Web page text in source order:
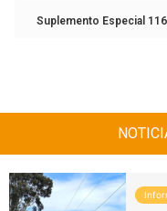
Suplemento Especial